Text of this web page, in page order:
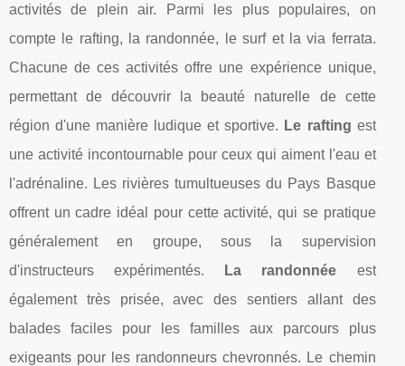
activités de plein air. Parmi les plus populaires, on
compte le rafting, la randonnée, le surf et la via ferrata.
Chacune de ces activités offre une expérience unique,
permettant de découvrir la beauté naturelle de cette
région d'une manière ludique et sportive. Le rafting est
une activité incontournable pour ceux qui aiment l'eau et
l'adrénaline. Les rivières tumultueuses du Pays Basque
offrent un cadre idéal pour cette activité, qui se pratique
généralement en groupe, sous la supervision
d'instructeurs expérimentés.
La randonnée est
également très prisée, avec des sentiers allant des
balades faciles pour les familles aux parcours plus
exigeants pour les randonneurs chevronnés. Le chemin